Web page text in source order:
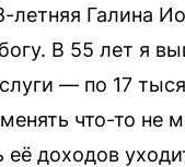
летняя Галина
В 55 лет я
— по 17
что-то не
доходов